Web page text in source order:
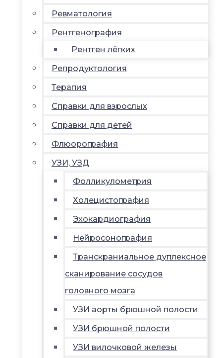
Ревматология
Рентгенография
Рентген лёгких
Репродуктология
Терапия
Справки для взрослых
Справки для детей
Флюорография
УЗИ, УЗД
Фолликулометрия
Холецистография
Эхокардиография
Нейросонография
Транскраниальное дуплексное
сканирование сосудов
головного мозга
УЗИ аорты брюшной полости
УЗИ брюшной полости
УЗИ вилочковой железы